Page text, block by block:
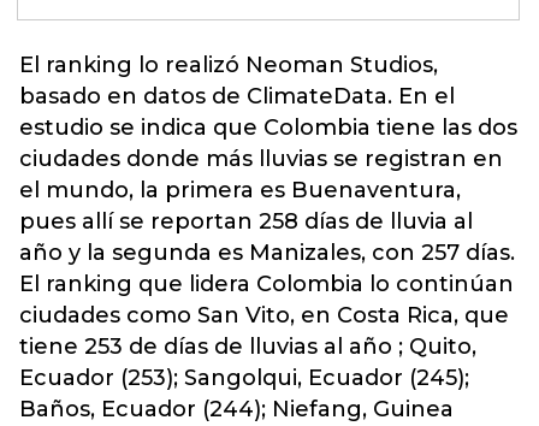
El ranking lo realizó Neoman Studios,
basado en datos de ClimateData. En el
estudio se indica que Colombia tiene las dos
ciudades donde más
lluvias se registran en
el mundo, la primera es Buenaventura,
pues allí se reportan 258 días de lluvia al
año y la segunda es Manizales, con 257 días.
El ranking que lidera Colombia lo continúan
ciudades como San Vito, en Costa Rica, que
tiene 253 de días de lluvias al año ; Quito,
Ecuador (253); Sangolqui, Ecuador (245);
Baños, Ecuador (244); Niefang, Guinea